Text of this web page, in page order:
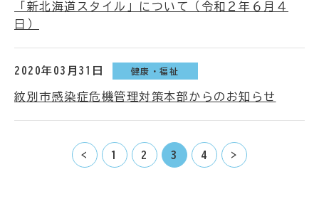
「新北海道スタイル」について（令和２年６月４
日）
2020年03月31日 健康・福祉
紋別市感染症危機管理対策本部からのお知らせ
< 1 2 3 4 >